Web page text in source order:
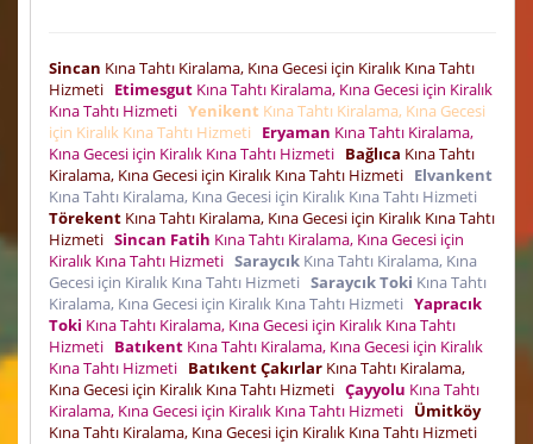
Sincan Kına Tahtı Kiralama, Kına Gecesi için Kiralık Kına Tahtı
Hizmeti Etimesgut Kına Tahtı Kiralama, Kına Gecesi için Kiralık
Kına Tahtı Hizmeti Yenikent Kına Tahtı Kiralama, Kına Gecesi
için Kiralık Kına Tahtı Hizmeti
Eryaman Kına Tahtı Kiralama,
Kına Gecesi için Kiralık Kına Tahtı Hizmeti Bağlıca Kına Tahtı
Kiralama, Kına Gecesi için Kiralık Kına Tahtı Hizmeti Elvankent
Kına Tahtı Kiralama, Kına Gecesi için Kiralık Kına Tahtı Hizmeti
Törekent Kına Tahtı Kiralama, Kına Gecesi için Kiralık Kına Tahtı
Hizmeti Sincan Fatih Kına Tahtı Kiralama, Kına Gecesi için
Kiralık Kına Tahtı Hizmeti Saraycık Kına Tahtı Kiralama, Kına
Gecesi için Kiralık Kına Tahtı Hizmeti Saraycık Toki Kına Tahtı
Kiralama, Kına Gecesi için Kiralık Kına Tahtı Hizmeti Yapracık
Toki Kına Tahtı Kiralama, Kına Gecesi için Kiralık Kına Tahtı
Hizmeti Batıkent Kına Tahtı Kiralama, Kına Gecesi için Kiralık
Kına Tahtı Hizmeti Batıkent Çakırlar Kına Tahtı Kiralama,
Kına Gecesi için Kiralık Kına Tahtı Hizmeti Çayyolu Kına Tahtı
Kiralama, Kına Gecesi için Kiralık Kına Tahtı Hizmeti Ümitköy
Kına Tahtı Kiralama, Kına Gecesi için Kiralık Kına Tahtı Hizmeti